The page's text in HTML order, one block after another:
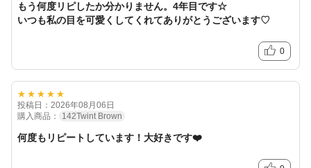
もう何度リピしたか分かりません。4年目です☆
いつも私の目を可愛くしてくれてありがとうございます♡
0
★★★★★
投稿日：2026年08月06日
購入商品：
142Twint Brown
何度もリピートしています！大好きです❤️